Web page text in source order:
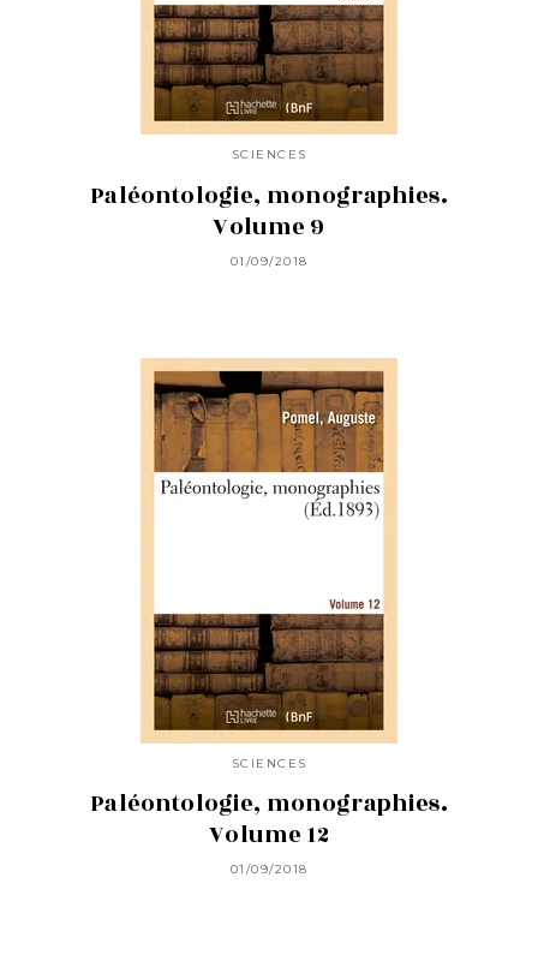
SCIENCES
Paléontologie, monographies.
Volume 9
01/09/2018
SCIENCES
Paléontologie, monographies.
Volume 12
01/09/2018